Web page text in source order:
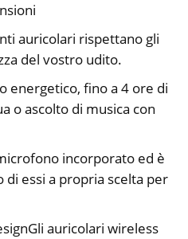
auricolari rispettano gli
del vostro udito.
energetico, fino a 4 ore di
o ascolto di musica con
incorporato ed è
di essi a propria scelta per
auricolari wireless